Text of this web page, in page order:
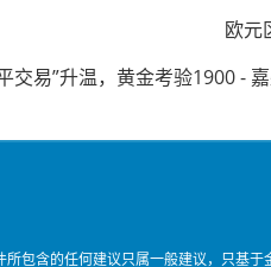
欧元
交易”升温，黄金考验1900 -
所包含的任何建议只属一般建议，只基